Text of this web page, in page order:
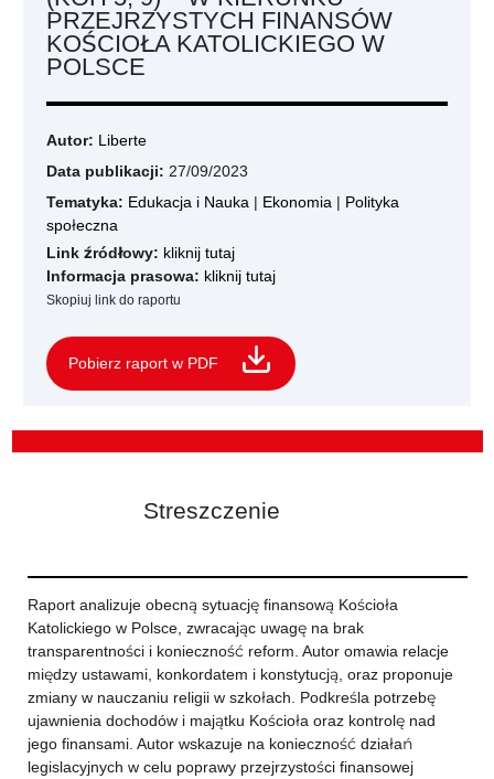
PRZEJRZYSTYCH FINANSÓW
KOŚCIOŁA KATOLICKIEGO W
POLSCE
Autor: Liberte
Data publikacji: 27/09/2023
Tematyka: Edukacja i Nauka | Ekonomia | Polityka
społeczna
Link źródłowy: kliknij tutaj
Informacja prasowa: kliknij tutaj
Skopiuj link do raportu
Pobierz raport w PDF
Streszczenie
Raport analizuje obecną sytuację finansową Kościoła
Katolickiego w Polsce, zwracając uwagę na brak
transparentności i konieczność reform. Autor omawia relacje
między ustawami, konkordatem i konstytucją, oraz proponuje
zmiany w nauczaniu religii w szkołach. Podkreśla potrzebę
ujawnienia dochodów i majątku Kościoła oraz kontrolę nad
jego finansami. Autor wskazuje na konieczność działań
legislacyjnych w celu poprawy przejrzystości finansowej